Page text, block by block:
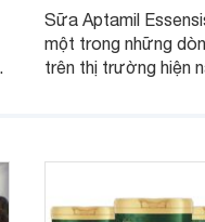
Sữa Aptamil
một trong những
trên thị trường hiện
hơn so với các
4 yếu tố sau.